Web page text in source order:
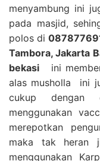
menyambung ini
pada masjid,
polos di
Tambora, Jakarta
bekasi ini
alas musholla ini
cukup dengan
menggunakan
merepotkan
maka tak heran
menggunakan